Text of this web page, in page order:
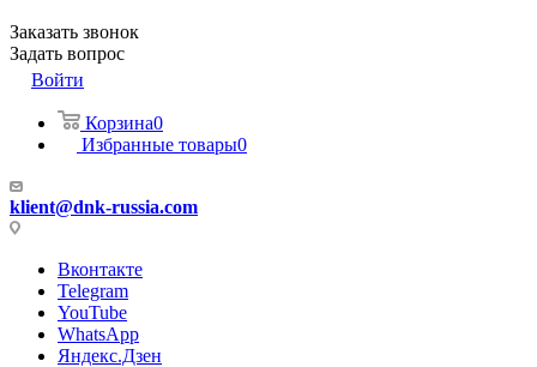
Заказать звонок
Задать вопрос
Войти
Корзина0
Избранные товары0
klient@dnk-russia.com
Вконтакте
Telegram
YouTube
WhatsApp
Яндекс.Дзен